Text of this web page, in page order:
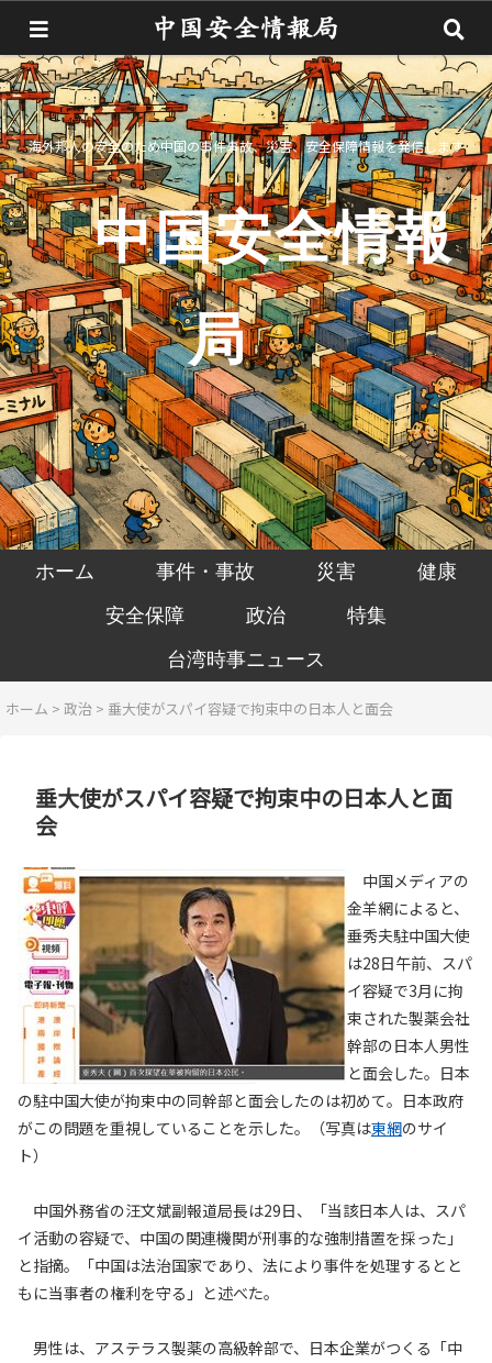
海外邦人の安全のため中国の事件事故、災害、安全保障情報を発信します
中国安全情報
局
ホーム 事件・事故 災害
健康
安全保障
政治
特集
台湾時事ニュース
ホーム >政治 > 垂大使がスパイ容疑で拘束中の日本人と面会
垂大使がスパイ容疑で拘束中の日本人と面
会
中国メディアの
金羊網によると、
垂秀夫駐中国大使
は28日午前、スパ
イ容疑で3月に拘
束された製薬会社
幹部の日本人男性
と面会した。日本
の駐中国大使が拘束中の同幹部と面会したのは初めて。日本政府
がこの問題を重視していることを示した。（写真は東網のサイ
ト）
中国外務省の汪文斌副報道局長は29日、「当該日本人は、スパ
イ活動の容疑で、中国の関連機関が刑事的な強制措置を採った」
と指摘。「中国は法治国家であり、法により事件を処理するとと
もに当事者の権利を守る」と述べた。
男性は、アステラス製薬の高級幹部で、日本企業がつくる「中